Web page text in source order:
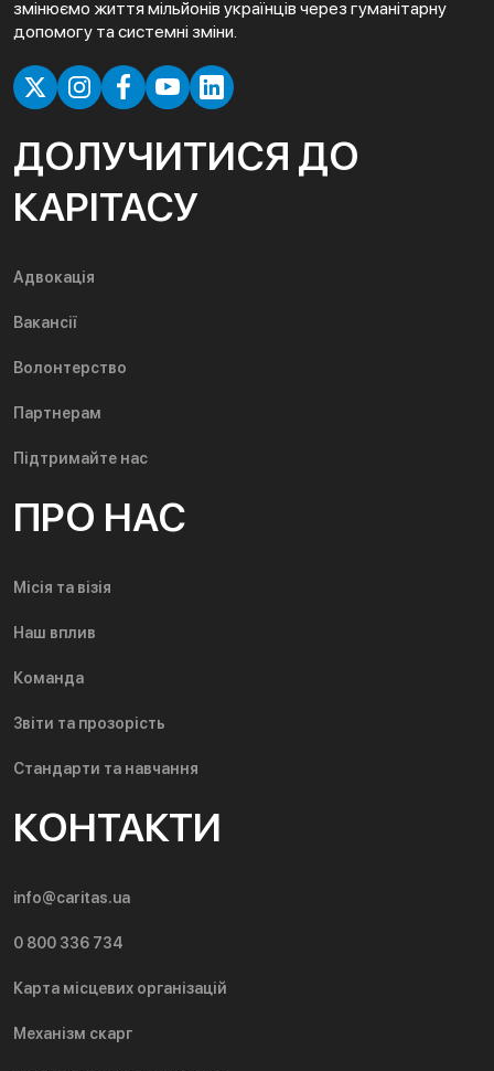
змінюємо життя мільйонів українців через гуманітарну
допомогу та системні зміни.
ДОЛУЧИТИСЯ ДО
КАРІТАСУ
Адвокація
Вакансії
Волонтерство
Партнерам
Підтримайте нас
ПРО НАС
Місія та візія
Наш вплив
Команда
Звіти та прозорість
Стандарти та навчання
КОНТАКТИ
info@caritas.ua
0 800 336 734
Карта місцевих організацій
Механізм скарг